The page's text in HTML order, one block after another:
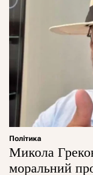
Політика
Микола
моральний